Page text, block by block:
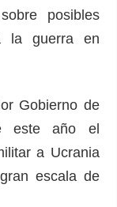
posibles
la guerra en
Gobierno de
este año el
a Ucrania
escala de